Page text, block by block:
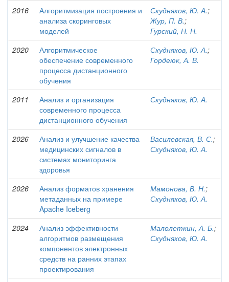
2016
Алгоритмизация построения и
анализа скоринговых
моделей
Скудняков, Ю. А.;
Жур, П. В.;
Гурский, Н. Н.
2020
Алгоритмическое
обеспечение современного
процесса дистанционного
обучения
Скудняков, Ю. А.;
Гордеюк, А. В.
2011
Анализ и организация
современного процесса
дистанционного обучения
Скудняков, Ю. А.
2026
Анализ и улучшение качества
медицинских сигналов в
системах мониторинга
здоровья
Василевская, В. С.;
Скудняков, Ю. А.
2026
Анализ форматов хранения
метаданных на примере
Apache Iceberg
Мамонова, В. Н.;
Скудняков, Ю. А.
2024
Анализ эффективности
алгоритмов размещения
компонентов электронных
средств на ранних этапах
проектирования
Малолеткин, А. Б.;
Скудняков, Ю. А.